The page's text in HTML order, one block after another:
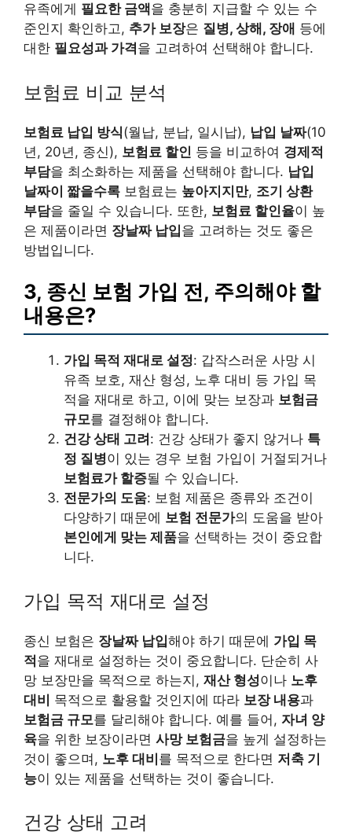
유족에게 필요한 금액을 충분히 지급할 수 있는 수
준인지 확인하고, 추가 보장은 질병, 상해, 장애 등에
대한 필요성과 가격을 고려하여 선택해야 합니다.
보험료 비교 분석
보험료 납입 방식(월납, 분납, 일시납), 납입 날짜(10
년, 20년, 종신), 보험료 할인 등을 비교하여 경제적
부담을 최소화하는 제품을 선택해야 합니다. 납입
날짜이 짧을수록 보험료는 높아지지만, 조기 상환
부담을 줄일 수 있습니다. 또한, 보험료 할인율이 높
은 제품이라면 장날짜 납입을 고려하는 것도 좋은
방법입니다.
3, 종신 보험 가입 전, 주의해야 할
내용은?
가입 목적 재대로 설정: 갑작스러운 사망 시
유족 보호, 재산 형성, 노후 대비 등 가입 목
적을 재대로 하고, 이에 맞는 보장과 보험금
규모를 결정해야 합니다.
건강 상태 고려 : 건강 상태가 좋지 않거나 특
정 질병이 있는 경우 보험 가입이 거절되거나
보험료가 할증될 수 있습니다.
전문가의 도움: 보험 제품은 종류와 조건이
다양하기 때문에 보험 전문가의 도움을 받아
본인에게 맞는 제품을 선택하는 것이 중요합
니다.
가입 목적 재대로 설정
종신 보험은 장날짜 납입해야 하기 때문에 가입 목
적을 재대로 설정하는 것이 중요합니다. 단순히 사
망 보장만을 목적으로 하는지, 재산 형성이나 노후
대비 목적으로 활용할 것인지에 따라 보장 내용과
보험금 규모를 달리해야 합니다. 예를 들어, 자녀 양
육을 위한 보장이라면 사망 보험금을 높게 설정하는
것이 좋으며, 노후 대비를 목적으로 한다면 저축 기
능이 있는 제품을 선택하는 것이 좋습니다.
건강 상태 고려